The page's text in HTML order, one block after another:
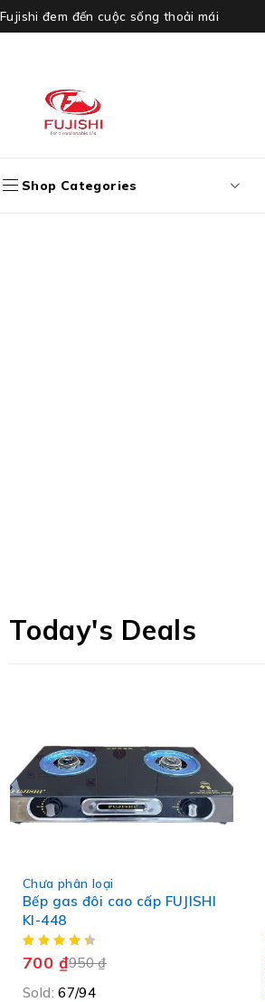
Fujishi đem đến cuộc sống thoải mái
Shop Categories
Today's Deals
Chưa phân loại
Bếp gas đôi cao cấp FUJISHI
KI-448
950₫
700 ₫
Sold: 67/94